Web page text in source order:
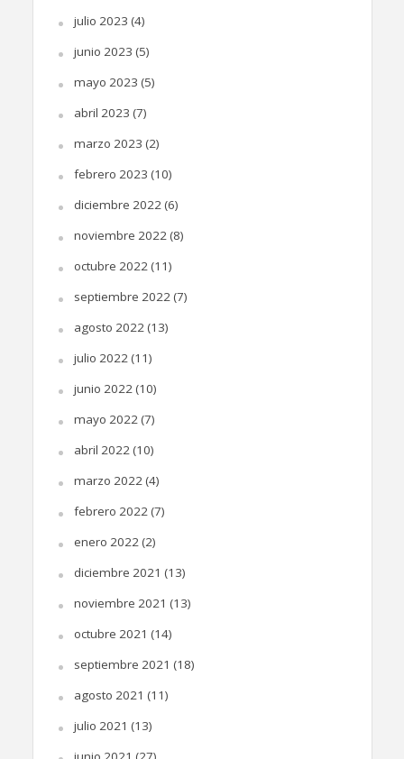
julio 2023 (4)
junio 2023 (5)
mayo 2023 (5)
abril 2023 (7)
marzo 2023 (2)
febrero 2023 (10)
diciembre 2022(6)
noviembre 2022(8)
octubre 2022(11)
septiembre 2022(7)
agosto 2022(13)
julio 2022(11)
junio 2022(10)
mayo 2022(7)
abril 2022(10)
marzo 2022(4)
febrero 2022(7)
enero 2022(2)
diciembre 2021 (13)
noviembre 2021 (13)
octubre 2021 (14)
septiembre 2021 (18)
agosto 2021 (11)
julio 2021 (13)